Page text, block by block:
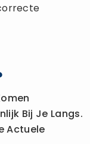
Bij Je Langs.
Actuele